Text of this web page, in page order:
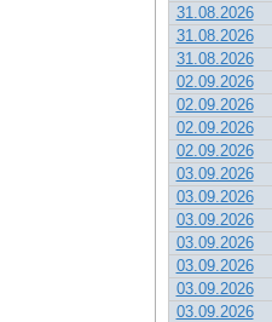
31.08.2026
31.08.2026
31.08.2026
02.09.2026
02.09.2026
02.09.2026
02.09.2026
03.09.2026
03.09.2026
03.09.2026
03.09.2026
03.09.2026
03.09.2026
03.09.2026